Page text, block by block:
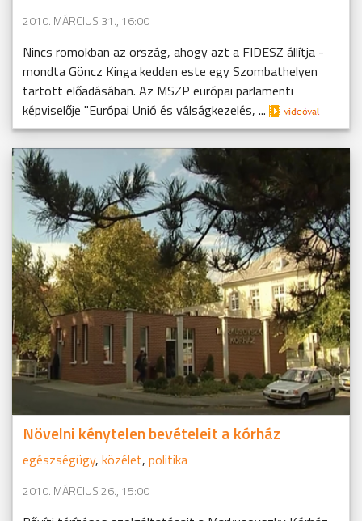
2010. MÁRCIUS 31., 16:00
Nincs romokban az ország, ahogy azt a FIDESZ állítja -
mondta Göncz Kinga kedden este egy Szombathelyen
tartott előadásában. Az MSZP európai parlamenti
képviselője "Európai Unió és válságkezelés, ...
Növelni kénytelen bevételeit a kórház
egészségügy, közélet, politika
2010. MÁRCIUS 26., 15:00